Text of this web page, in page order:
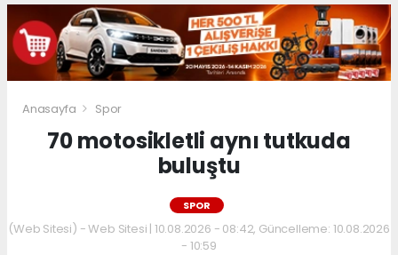
Anasayfa Spor
70 motosikletli aynı tutkuda
buluştu
SPOR
(Web Sitesi) - Web Sitesi | 10.08.2026 - 08:42, Güncelleme: 10.08.2026
- 10:59